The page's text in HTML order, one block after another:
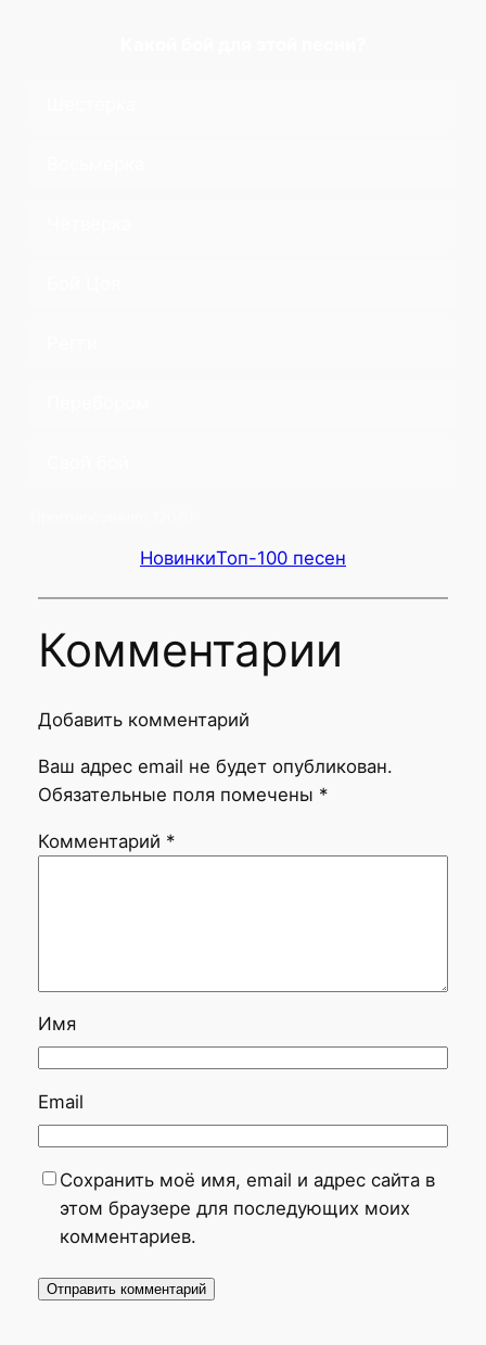
НовинкиТоп-100 песен
Комментарии
Добавить комментарий
Ваш адрес email не будет опубликован.
Обязательные поля помечены *
Комментарий *
Имя
Email
Сохранить моё имя, email и адрес сайта в
этом браузере для последующих моих
комментариев.